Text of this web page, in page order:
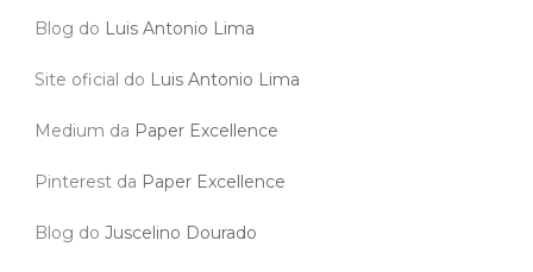
Blog do Luis Antonio Lima
Site oficial do Luis Antonio Lima
Medium da Paper Excellence
Pinterest da Paper Excellence
Blog do Juscelino Dourado